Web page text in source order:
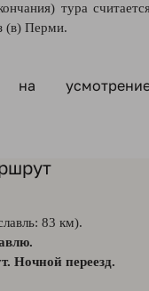
тура
(в) Перми.
83 км).
Ночной переезд.